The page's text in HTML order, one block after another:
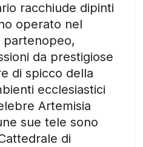
racchiude dipinti
operato nel
da prestigiose
di spicco della
ecclesiastici
Artemisia
sue tele sono
di